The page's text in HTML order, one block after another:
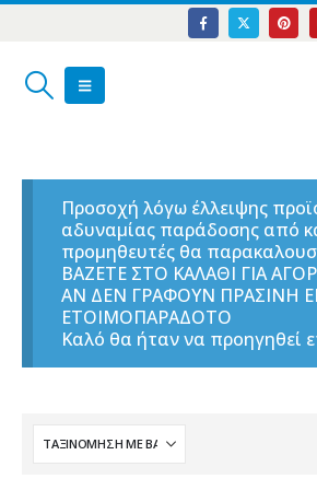
Προσοχή λόγω έλλειψης
αδυναμίας παράδοσης από
προμηθευτές θα
ΒΑΖΕΤΕ ΣΤΟ ΚΑΛΑΘΙ ΓΙΑ
ΑΝ ΔΕΝ ΓΡΑΦΟΥΝ ΠΡΑΣΙΝΗ
ΕΤΟΙΜΟΠΑΡΑΔΟΤΟ
Καλό θα ήταν να προηγηθεί